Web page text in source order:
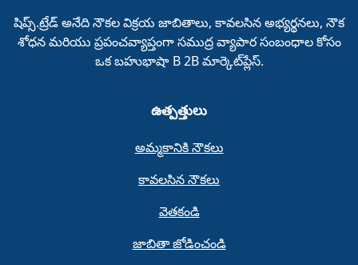
షిప్స్.ట్రేడ్‌ అనేది నౌకల విక్రయ జాబితాలు, కావలసిన అభ్యర్థనలు, నౌక
శోధన మరియు ప్రపంచవ్యాప్తంగా సముద్ర వ్యాపార సంబంధాల కోసం
ఒక బహుభాషా B 2B మార్కెట్‌ప్లేస్‌.
ఉత్పత్తులు
అమ్మకానికి నౌకలు
కావలసిన నౌకలు
వెతకండి
జాబితా జోడించండి